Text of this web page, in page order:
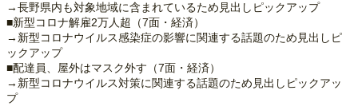
→長野県内も対象地域に含まれているため見出しピックアップ
■新型コロナ解雇2万人超（7面・経済）
→新型コロナウイルス感染症の影響に関連する話題のため見出しピ
ックアップ
■配達員、屋外はマスク外す（7面・経済）
→新型コロナウイルス対策に関連する話題のため見出しピックアッ
プ